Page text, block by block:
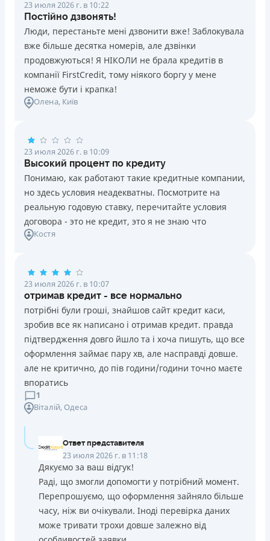
23 июля 2026 г. в 10:22
Постійно дзвонять!
Люди, перестаньте мені дзвонити вже! Заблокувала
вже більше десятка номерів, але дзвінки
продовжуються! Я НІКОЛИ не брала кредитів в
компанії FirstCredit, тому ніякого боргу у мене
неможе бути і крапка!
Олена, Київ
23 июля 2026 г. в 10:09
Высокий процент по кредиту
Понимаю, как работают такие кредитные компании,
но здесь условия неадекватны. Посмотрите на
реальную годовую ставку, перечитайте условия
договора - это не кредит, это я не знаю что
Костя
23 июля 2026 г. в 10:07
отримав кредит - все нормально
потрібні були гроші, знайшов сайт кредит каси,
зробив все як написано і отримав кредит. правда
підтвердження довго йшло та і хоча пишуть, що все
оформлення займає пару хв, але насправді довше.
але не критично, до пів години/години точно маєте
впоратись
1
Віталій, Одеса
Ответ представителя
23 июля 2026 г. в 11:18
Дякуємо за ваш відгук!
Раді, що змогли допомогти у потрібний момент.
Перепрошуємо, що оформлення зайняло більше
часу, ніж ви очікували. Іноді перевірка даних
може тривати трохи довше залежно від